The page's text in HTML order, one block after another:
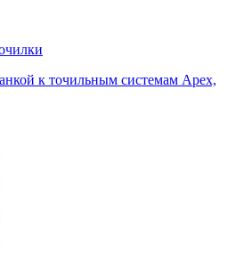
к точильным системам Apex,